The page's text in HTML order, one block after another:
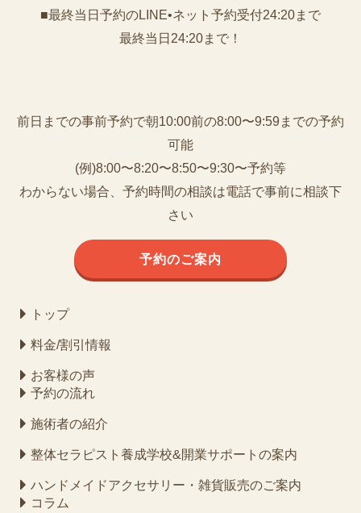
■最終当日予約のLINE•ネット予約受付24:20まで
最終当日24:20まで！
前日までの事前予約で朝10:00前の8:00〜9:59までの予約
可能
(例)8:00〜8:20〜8:50〜9:30〜予約等
わからない場合、予約時間の相談は電話で事前に相談下
さい
予約のご案内
トップ
料金/割引情報
お客様の声
予約の流れ
施術者の紹介
整体セラピスト養成学校&開業サポートの案内
ハンドメイドアクセサリー・雑貨販売のご案内
コラム